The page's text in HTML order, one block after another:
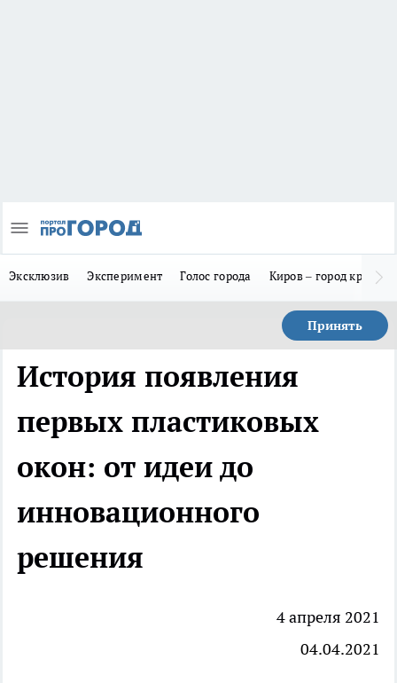
Эксклюзив Эксперимент Голос города Киров – город
Принять
История появления
первых пластиковых
окон: от идеи до
инновационного
решения
4 апреля 2021
04.04.2021